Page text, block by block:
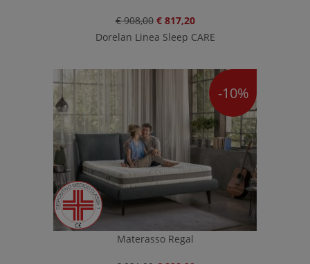
€ 908,00 € 817,20
Dorelan Linea Sleep CARE
-10%
Materasso Regal